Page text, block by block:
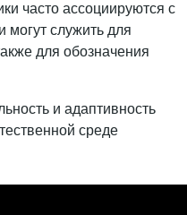
часто ассоциируются с
могут служить для
для обозначения
и адаптивность
среде